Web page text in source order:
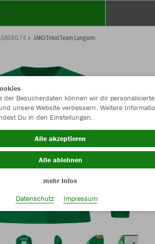
74
74 JAKO Trikot Team Langarm
der Besucherdaten können wir dir personalisierte
unsere Website verbessern. Weitere
Du in den Einstellungen.
Alle akzeptieren
Alle ablehnen
mehr Infos
Datenschutz
Impressum